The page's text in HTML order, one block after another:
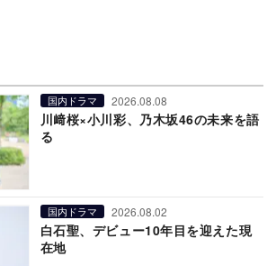
国内ドラマ 2026.08.08
川﨑桜×小川彩、乃木坂46の未来を語
る
国内ドラマ 2026.08.02
白石聖、デビュー10年目を迎えた現
在地